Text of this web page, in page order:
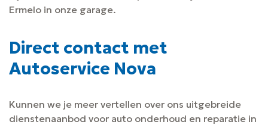
Ermelo in onze garage.
Direct contact met
Autoservice Nova
Kunnen we je meer vertellen over ons uitgebreide
dienstenaanbod voor auto onderhoud en reparatie in